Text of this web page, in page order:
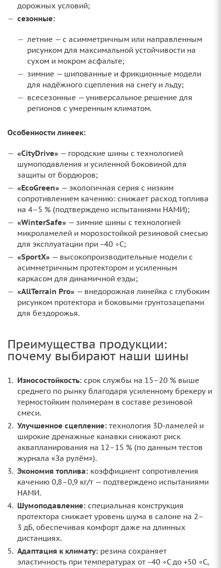
дорожных условий;
сезонные:
летние — с асимметричным или направленным
рисунком для максимальной устойчивости на
сухом и мокром асфальте;
зимние — шипованные и фрикционные модели
для надёжного сцепления на снегу и льду;
всесезонные — универсальное решение для
регионов с умеренным климатом.
Особенности линеек:
«CityDrive» — городские шины с технологией
шумоподавления и усиленной боковиной для
защиты от бордюров;
«EcoGreen» — экологичная серия с низким
сопротивлением качению: снижает расход топлива
на 4–5 % (подтверждено испытаниями НАМИ);
«WinterSafe» — зимние шины с технологией
микроламелей и морозостойкой резиновой смесью
для эксплуатации при −40 ∘C;
«SportX» — высокопроизводительные модели с
асимметричным протектором и усиленным
каркасом для динамичной езды;
«AllTerrain Pro» — внедорожная линейка с глубоким
рисунком протектора и боковыми грунтозацепами
для бездорожья.
Преимущества продукции:
почему выбирают наши шины
Износостойкость: срок службы на 15–20 % выше
среднего по рынку благодаря усиленному брекеру и
термостойким полимерам в составе резиновой
смеси.
Улучшенное сцепление: технология 3D‑ламелей и
широкие дренажные канавки снижают риск
аквапланирования на 12–15 % (по данным тестов
журнала «За рулём»).
Экономия топлива: коэффициент сопротивления
качению 0,8–0,9 кг/т — подтверждено испытаниями
НАМИ.
Шумоподавление: специальная конструкция
протектора снижает уровень шума в салоне на 2–
3 дБ, обеспечивая комфорт даже на длинных
дистанциях.
Адаптация к климату: резина сохраняет
эластичность при температурах от −40 ∘C до +50 ∘C,